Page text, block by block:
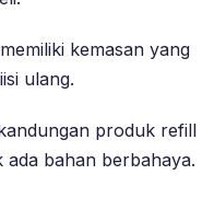
kemasan yang
ulang.
produk refill
ada bahan berbahaya.